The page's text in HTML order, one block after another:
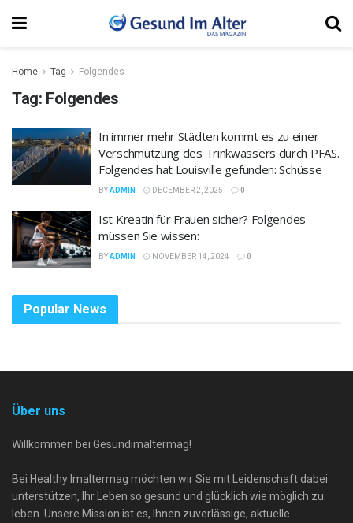
Home Tag Folgendes
Tag: Folgendes
In immer mehr Städten kommt es zu einer
Verschmutzung des Trinkwassers durch PFAS.
Folgendes hat Louisville gefunden: Schüsse
BYADMIN DECEMBER 2, 2025 0
Ist Kreatin für Frauen sicher? Folgendes
müssen Sie wissen:
BYADMIN NOVEMBER 14, 2024 0
Popular News
Über uns
Willkommen bei Gesundimaltermag!
Bei Healthy Imaltermag möchten wir Sie mit Leidenschaft dabei
unterstützen, Ihr Leben so gesund und glücklich wie möglich zu
leben. Unsere Mission ist es, Ihnen zuverlässige, aktuelle